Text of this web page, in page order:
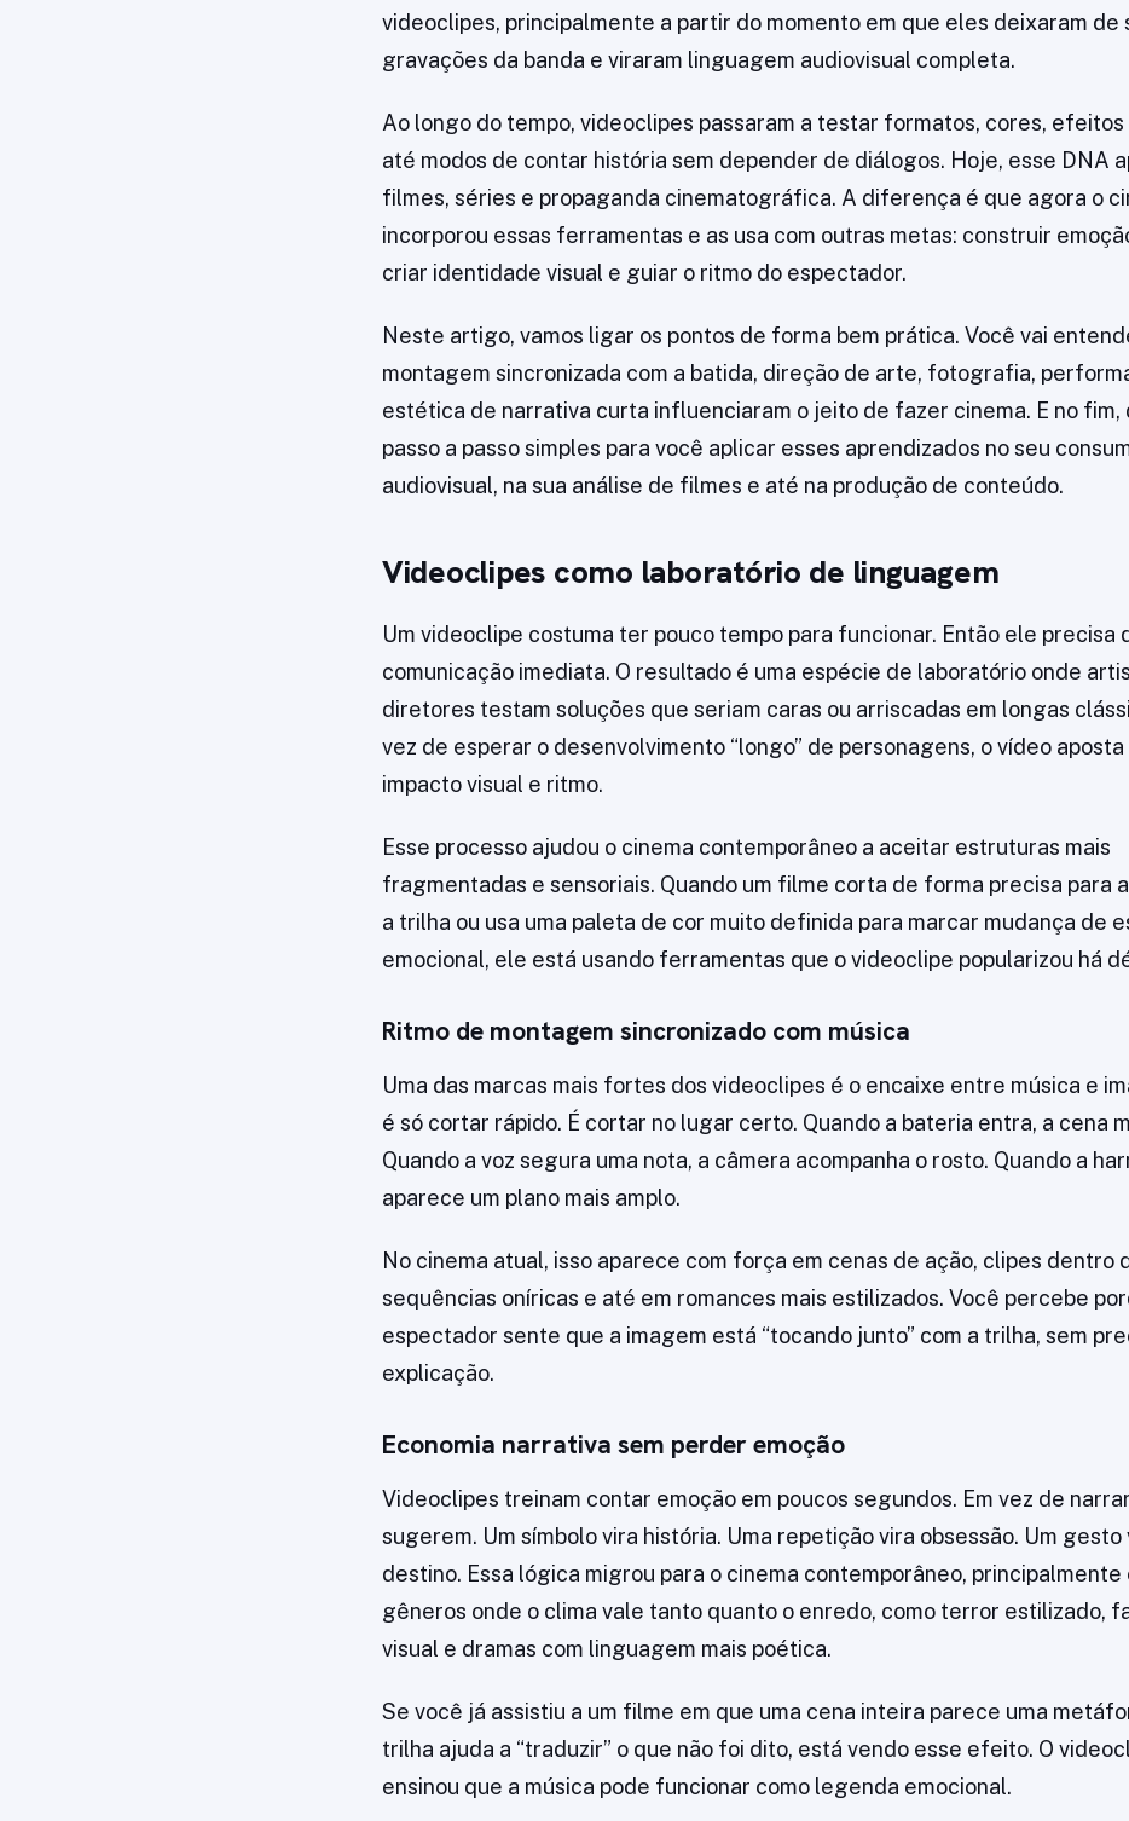
videoclipes, principalmente a partir do momento em que eles deixaram de
gravações da banda e viraram linguagem audiovisual completa.
Ao longo do tempo, videoclipes passaram a testar formatos, cores,
até modos de contar história sem depender de diálogos. Hoje, esse DNA
filmes, séries e propaganda cinematográfica. A diferença é que agora o
incorporou essas ferramentas e as usa com outras metas: construir
criar identidade visual e guiar o ritmo do espectador.
Neste artigo, vamos ligar os pontos de forma bem prática. Você vai
montagem sincronizada com a batida, direção de arte, fotografia,
estética de narrativa curta influenciaram o jeito de fazer cinema. E no fim,
passo a passo simples para você aplicar esses aprendizados no seu
audiovisual, na sua análise de filmes e até na produção de conteúdo.
Videoclipes como laboratório de linguagem
Um videoclipe costuma ter pouco tempo para funcionar. Então ele precisa
comunicação imediata. O resultado é uma espécie de laboratório onde
diretores testam soluções que seriam caras ou arriscadas em longas
vez de esperar o desenvolvimento “longo” de personagens, o vídeo aposta
impacto visual e ritmo.
Esse processo ajudou o cinema contemporâneo a aceitar estruturas mais
fragmentadas e sensoriais. Quando um filme corta de forma precisa para
a trilha ou usa uma paleta de cor muito definida para marcar mudança de
emocional, ele está usando ferramentas que o videoclipe popularizou há
Ritmo de montagem sincronizado com música
Uma das marcas mais fortes dos videoclipes é o encaixe entre música e
é só cortar rápido. É cortar no lugar certo. Quando a bateria entra, a cena
Quando a voz segura uma nota, a câmera acompanha o rosto. Quando a
aparece um plano mais amplo.
No cinema atual, isso aparece com força em cenas de ação, clipes dentro
sequências oníricas e até em romances mais estilizados. Você percebe
espectador sente que a imagem está “tocando junto” com a trilha, sem
explicação.
Economia narrativa sem perder emoção
Videoclipes treinam contar emoção em poucos segundos. Em vez de
sugerem. Um símbolo vira história. Uma repetição vira obsessão. Um gesto
destino. Essa lógica migrou para o cinema contemporâneo, principalmente
gêneros onde o clima vale tanto quanto o enredo, como terror estilizado,
visual e dramas com linguagem mais poética.
Se você já assistiu a um filme em que uma cena inteira parece uma
trilha ajuda a “traduzir” o que não foi dito, está vendo esse efeito. O
ensinou que a música pode funcionar como legenda emocional.